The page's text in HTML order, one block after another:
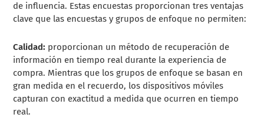
de influencia. Estas encuestas proporcionan tres ventajas
clave que las encuestas y grupos de enfoque no permiten:
Calidad: proporcionan un método de recuperación de
información en tiempo real durante la experiencia de
compra. Mientras que los grupos de enfoque se basan en
gran medida en el recuerdo, los dispositivos móviles
capturan con exactitud a medida que ocurren en tiempo
real.